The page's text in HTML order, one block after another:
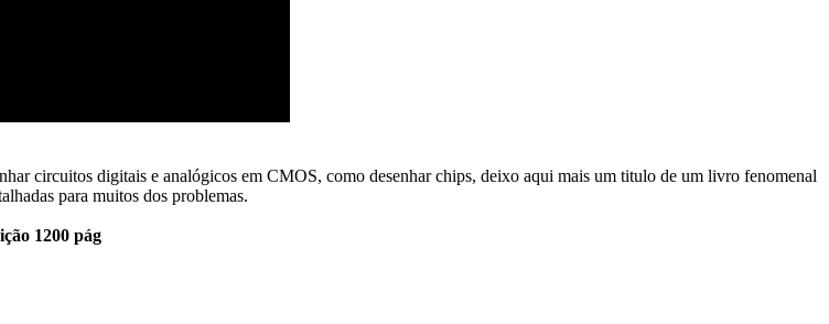
circuitos digitais e analógicos em CMOS, como desenhar chips, deixo aqui mais um titulo de um livro fenomenal
para muitos dos problemas.
1200 pág